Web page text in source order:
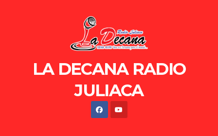
LA DECANA RADIO
JULIACA